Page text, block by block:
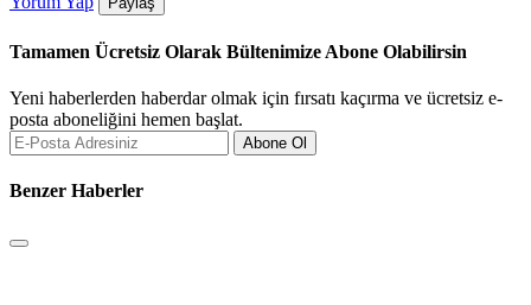
Tamamen Ücretsiz Olarak Bültenimize Abone Olabilirsin
Yeni haberlerden haberdar olmak için fırsatı kaçırma ve ücretsiz e-
posta aboneliğini hemen başlat.
Abone Ol
Benzer Haberler